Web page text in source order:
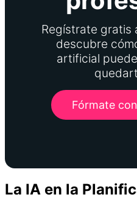
Regístrate gratis
descubre
artificial
Fórmate
La IA en la